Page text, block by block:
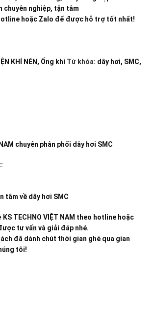
chuyên nghiệp, tận tâm
hoặc Zalo để được hỗ trợ tốt nhất!
KHÍ NÉN , Ống khí Từ khóa: dây hơi, SMC,
chuyên phân phối dây hơi SMC
tâm về dây hơi SMC
TECHNO VIỆT NAM theo hotline hoặc
tư vấn và giải đáp nhé.
đã dành chút thời gian ghé qua gian
tôi!